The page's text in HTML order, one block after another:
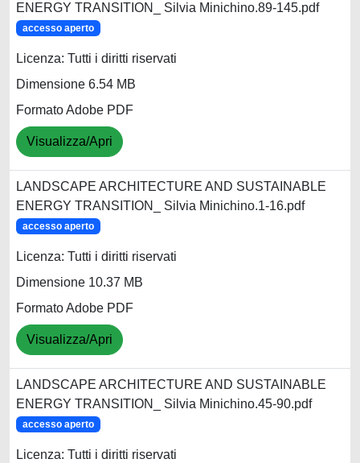
ENERGY TRANSITION_ Silvia Minichino.89-145.pdf
accesso aperto
Licenza: Tutti i diritti riservati
Dimensione 6.54 MB
Formato Adobe PDF
Visualizza/Apri
LANDSCAPE ARCHITECTURE AND SUSTAINABLE
ENERGY TRANSITION_ Silvia Minichino.1-16.pdf
accesso aperto
Licenza: Tutti i diritti riservati
Dimensione 10.37 MB
Formato Adobe PDF
Visualizza/Apri
LANDSCAPE ARCHITECTURE AND SUSTAINABLE
ENERGY TRANSITION_ Silvia Minichino.45-90.pdf
accesso aperto
Licenza: Tutti i diritti riservati